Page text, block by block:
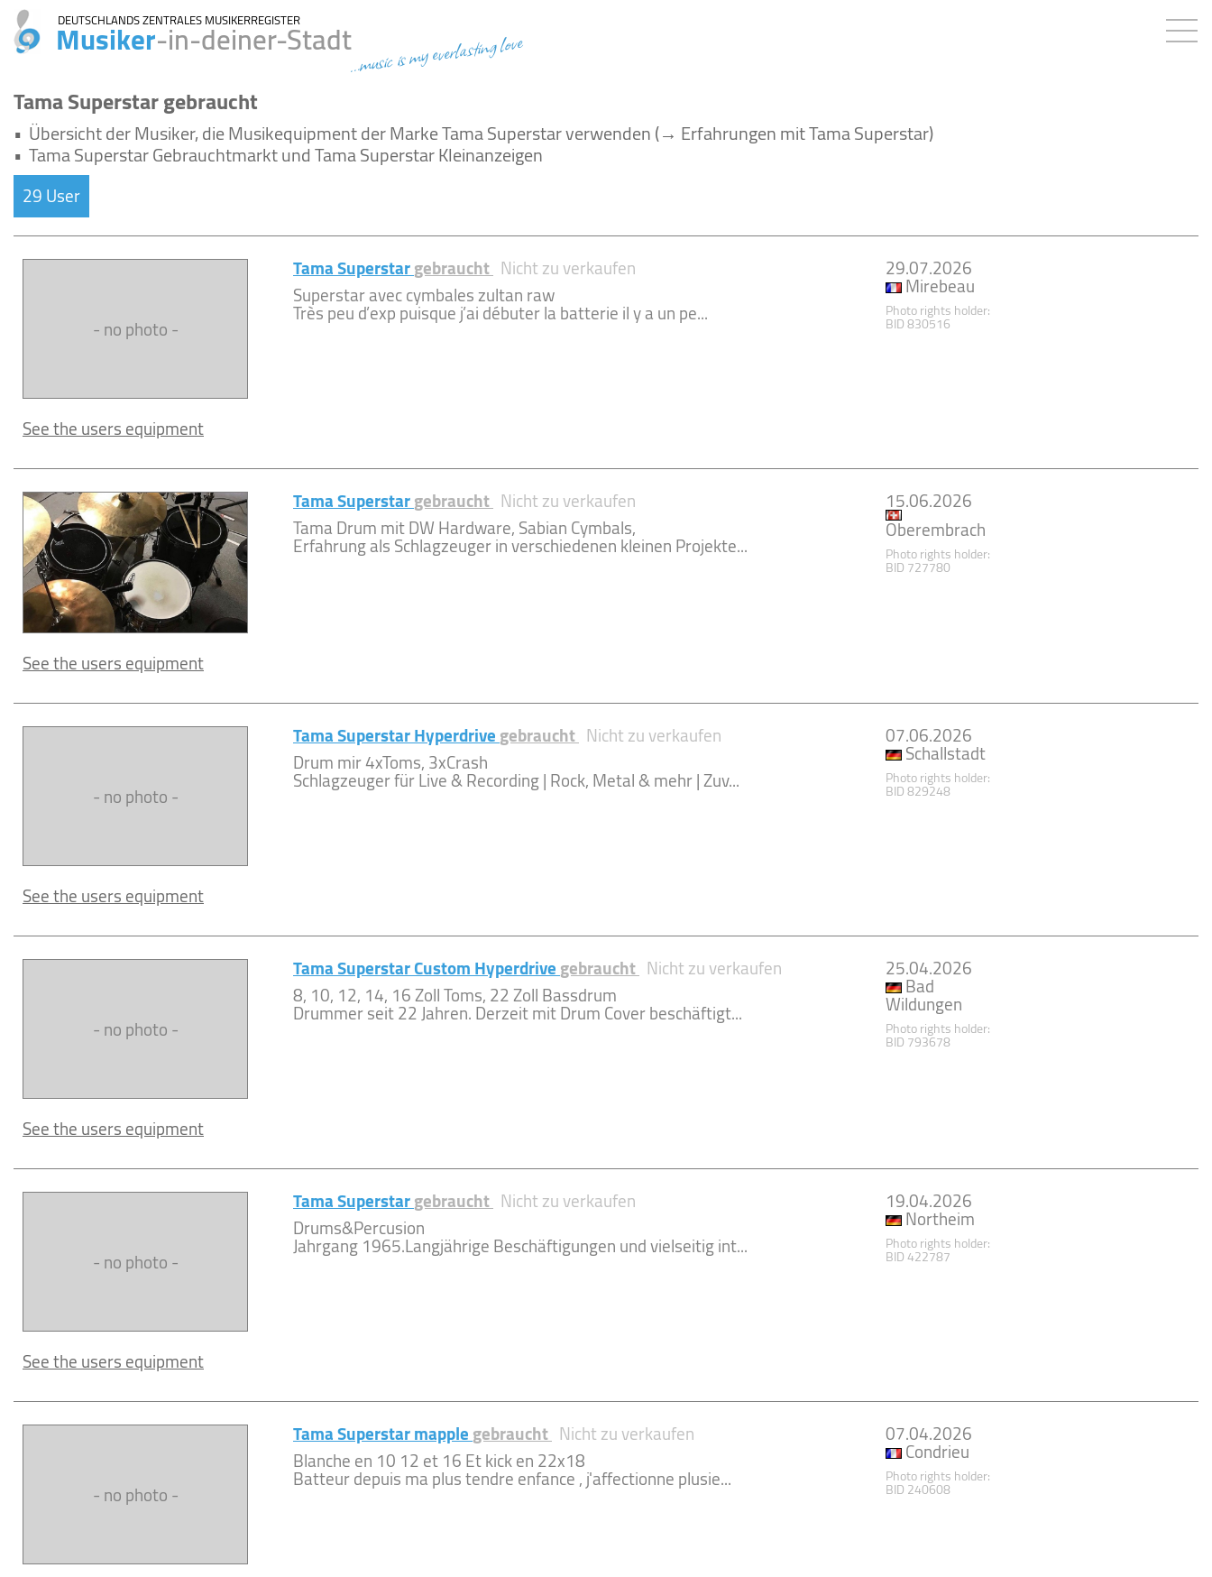
DEUTSCHLANDS ZENTRALES MUSIKERREGISTER
Musiker-in-deiner-Stadt...music is my everlasting love
Tama Superstar gebraucht
• Übersicht der Musiker, die Musikequipment der Marke Tama Superstar verwenden (→ Erfahrungen mit Tama Superstar)
• Tama Superstar Gebrauchtmarkt und Tama Superstar Kleinanzeigen
29 User
- no photo -
Tama Superstargebraucht Nicht zu verkaufen
Superstar avec cymbales zultan raw
Très peu d’exp puisque j’ai débuter la batterie il y a un pe...
29.07.2026
Mirebeau
Photo rights holder:
BID 830516
See the users equipment
Tama Superstargebraucht Nicht zu verkaufen
Tama Drum mit DW Hardware, Sabian Cymbals,
Erfahrung als Schlagzeuger in verschiedenen kleinen Projekte...
15.06.2026
Oberembrach
Photo rights holder:
BID 727780
See the users equipment
- no photo -
Tama Superstar Hyperdrivegebraucht Nicht zu verkaufen
Drum mir 4xToms, 3xCrash
Schlagzeuger für Live & Recording | Rock, Metal & mehr | Zuv...
07.06.2026
Schallstadt
Photo rights holder:
BID 829248
See the users equipment
- no photo -
Tama Superstar Custom Hyperdrivegebraucht Nicht zu verkaufen
8, 10, 12, 14, 16 Zoll Toms, 22 Zoll Bassdrum
Drummer seit 22 Jahren. Derzeit mit Drum Cover beschäftigt...
25.04.2026
Bad
Wildungen
Photo rights holder:
BID 793678
See the users equipment
- no photo -
Tama Superstargebraucht Nicht zu verkaufen
Drums&Percusion
Jahrgang 1965.Langjährige Beschäftigungen und vielseitig int...
19.04.2026
Northeim
Photo rights holder:
BID 422787
See the users equipment
- no photo -
Tama Superstar mapplegebraucht Nicht zu verkaufen
Blanche en 10 12 et 16 Et kick en 22x18
Batteur depuis ma plus tendre enfance , j'affectionne plusie...
07.04.2026
Condrieu
Photo rights holder:
BID 240608